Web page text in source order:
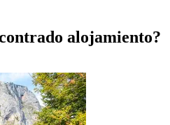
alojamiento?